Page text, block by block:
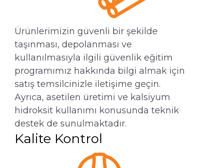
Ürünlerimizin güvenli bir şekilde
taşınması, depolanması ve
kullanılmasıyla ilgili güvenlik eğitim
programımız hakkında bilgi almak için
satış temsilcinizle iletişime geçin.
Ayrıca, asetilen üretimi ve kalsiyum
hidroksit kullanımı konusunda teknik
destek de sunulmaktadır.
Kalite Kontrol